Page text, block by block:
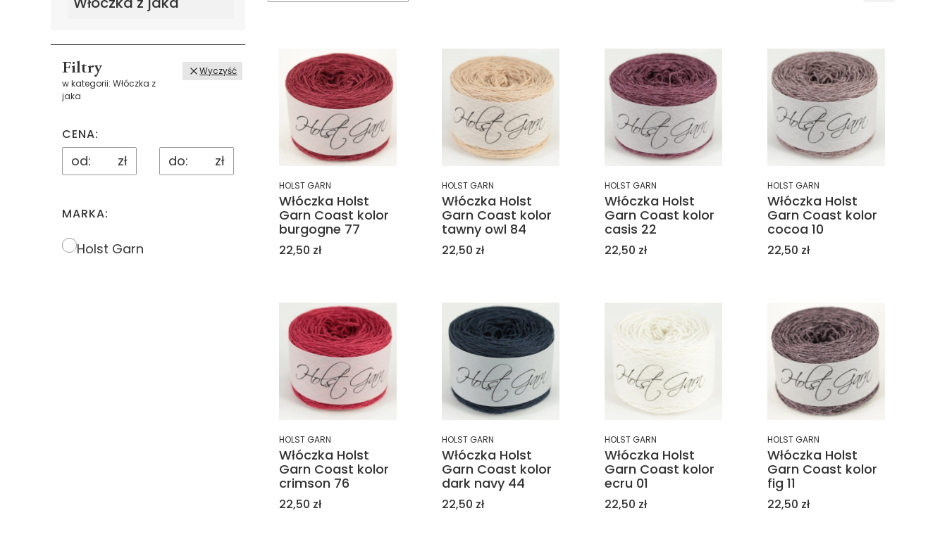
Filtry
w kategorii: Włóczka z
jaka
Wyczyść
CENA:
zł zł
MARKA:
Marka
Holst Garn
HOLST GARN
Włóczka Holst
Garn Coast kolor
burgogne 77
Cena
22,50 zł
HOLST GARN
Włóczka Holst
Garn Coast kolor
tawny owl 84
Cena
22,50 zł
HOLST GARN
Włóczka Holst
Garn Coast kolor
casis 22
Cena
22,50 zł
HOLST GARN
Włóczka Holst
Garn Coast kolor
cocoa 10
Cena
22,50 zł
HOLST GARN
Włóczka Holst
Garn Coast kolor
crimson 76
Cena
22,50 zł
HOLST GARN
Włóczka Holst
Garn Coast kolor
dark navy 44
Cena
22,50 zł
HOLST GARN
Włóczka Holst
Garn Coast kolor
ecru 01
Cena
22,50 zł
HOLST GARN
Włóczka Holst
Garn Coast kolor
fig 11
Cena
22,50 zł